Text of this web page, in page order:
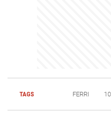
TAGS FERRI